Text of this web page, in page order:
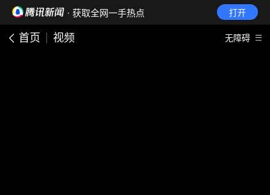
· 获取全网一手热点 打开
首页 视频 无障碍